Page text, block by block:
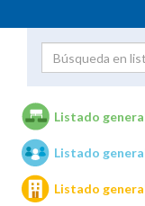
Unidades
Listado
Listado
Listado